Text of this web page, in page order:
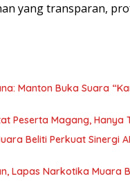
yang transparan,
Manton Buka Suara
Peserta Magang, Hanya
Beliti Perkuat Sinergi
Lapas Narkotika Muara